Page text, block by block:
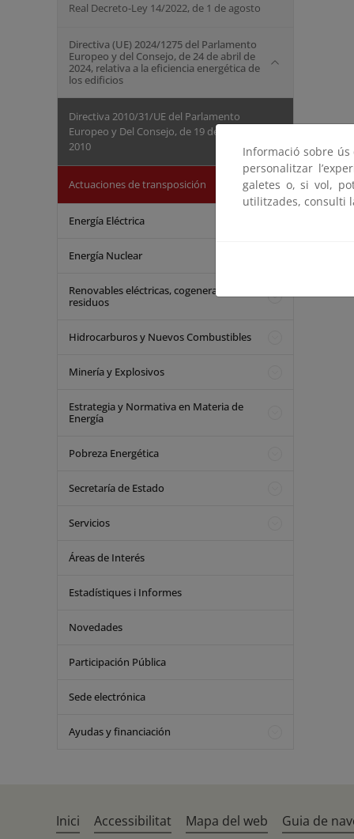
Real Decreto-Ley 14/2022, de 1 de agosto
Directiva (UE) 2024/1275 del Parlamento
Europeo y del Consejo, de 24 de abril de
2024, relativa a la eficiencia energética de
los edificios
Directiva 2010/31/UE del Parlamento
Europeo y Del Consejo, de 19 de mayo de
2010
Actuaciones de transposición
Energía Eléctrica
Energía Nuclear
Renovables eléctricas, cogeneración y
residuos
Hidrocarburos y Nuevos Combustibles
Minería y Explosivos
Estrategia y Normativa en Materia de
Energía
Pobreza Energética
Secretaría de Estado
Servicios
Áreas de Interés
Estadístiques i Informes
Novedades
Participación Pública
Sede electrónica
Ayudas y financiación
Informació sobre
personalitzar
galetes o, si vol,
utilitzades, consulti
Inici Accessibilitat Mapa del web Guia de